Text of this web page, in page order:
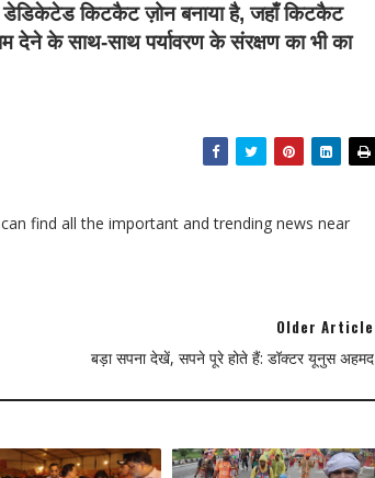
किटकैट ज़ोन बनाया है,जहाँ किटकैट
के साथ-साथ पर्यावरण के संरक्षण का भी का
find all the important and trending news near
Older Article
बड़ा सपना देखें, सपने पूरे होते हैं: डॉक्टर यूनुस अहमद